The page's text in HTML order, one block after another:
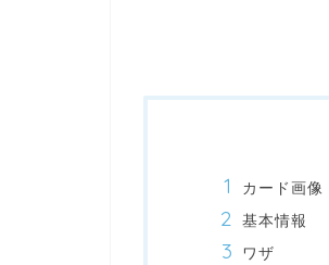
カード画像
基本情報
ワザ